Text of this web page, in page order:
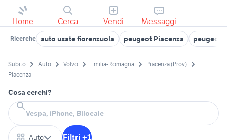
Home Cerca Vendi Messaggi
Ricerche auto usate fiorenzuola peugeot Piacenza peugeot
Subito Auto Volvo Emilia-Romagna
Piacenza (Prov)
Piacenza
Cosa cerchi?
Auto Filtri +1